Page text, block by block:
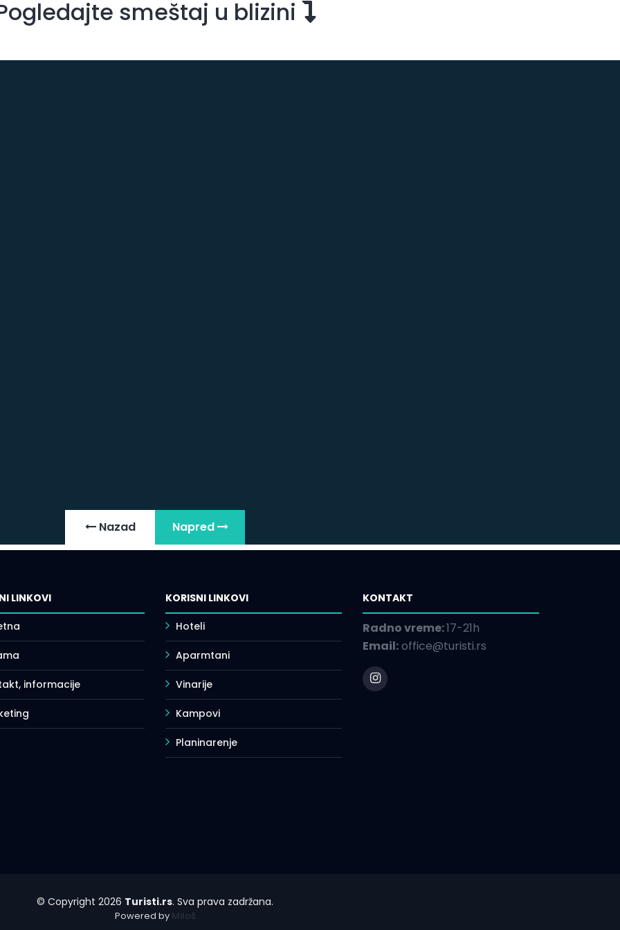
smeštaj u blizini
Nazad Napred
LINKOVI
informacije
KORISNI LINKOVI
Hoteli
Aparmtani
Vinarije
Kampovi
Planinarenje
KONTAKT
Radno vreme:17-21h
Email:office@turisti.rs
© Copyright 2026 Turisti.rs. Sva prava zadržana.
Powered by Miloš